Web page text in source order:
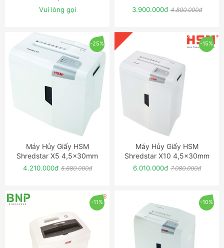
Vui lòng gọi 3.900.000đ 4.800.000đ
-25%
ĐẶT NGAY
Máy Hủy Giấy HSM
Shredstar X5 4,5x30mm
4.210.000đ 5.680.000đ
-15%
ĐẶT NGAY
Máy Hủy Giấy HSM
Shredstar X10 4,5x30mm
6.010.000đ 7.080.000đ
-11% -10%